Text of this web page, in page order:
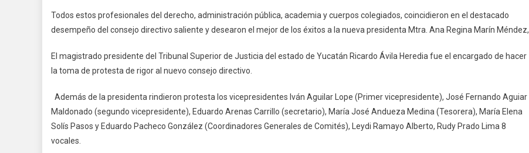
Todos estos profesionales del derecho, administración pública, academia y cuerpos colegiados, coincidieron en el destacado
desempeño del consejo directivo saliente y desearon el mejor de los éxitos a la nueva presidenta Mtra. Ana Regina Marín Méndez,
El magistrado presidente del Tribunal Superior de Justicia del estado de Yucatán Ricardo Ávila Heredia fue el encargado de hacer
la toma de protesta de rigor al nuevo consejo directivo.
Además de la presidenta rindieron protesta los vicepresidentes Iván Aguilar Lope (Primer vicepresidente), José Fernando Aguiar
Maldonado (segundo vicepresidente), Eduardo Arenas Carrillo (secretario), María José Andueza Medina (Tesorera), María Elena
Solís Pasos y Eduardo Pacheco González (Coordinadores Generales de Comités), Leydi Ramayo Alberto, Rudy Prado Lima 8
vocales.